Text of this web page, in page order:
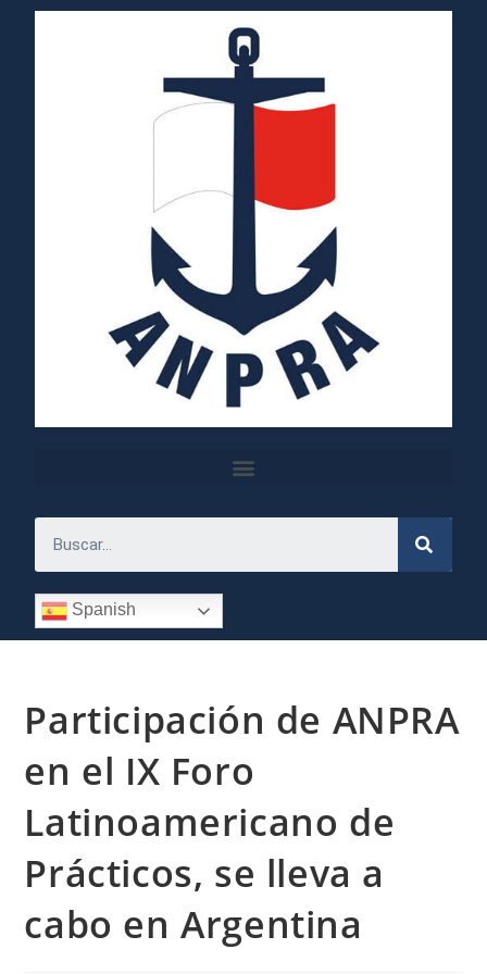
Spanish
Participación de ANPRA
en el IX Foro
Latinoamericano de
Prácticos, se lleva a
cabo en Argentina